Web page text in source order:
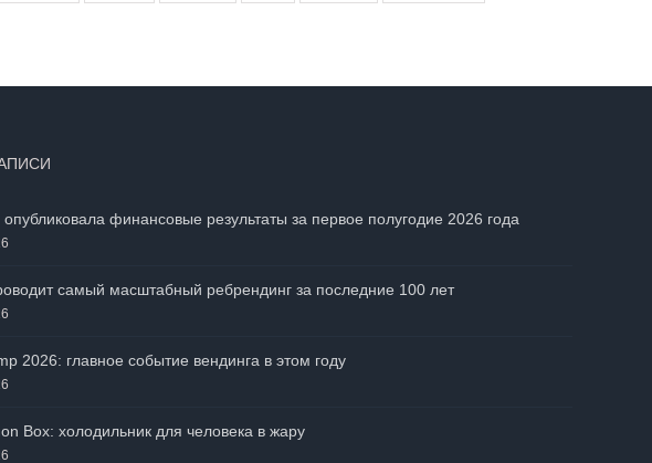
финансовые результаты за первое полугодие 2026 года
самый масштабный ребрендинг за последние 100 лет
2026: главное событие вендинга в этом году
Box: холодильник для человека в жару